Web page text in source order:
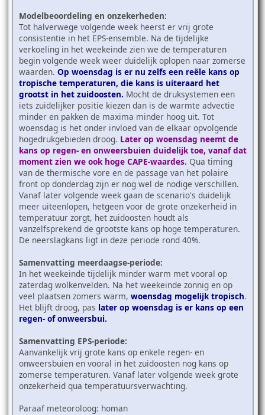
Modelbeoordeling en onzekerheden:
Tot halverwege volgende week heerst er vrij grote
consistentie in het EPS-ensemble. Na de tijdelijke
verkoeling in het weekeinde zien we de temperaturen
begin volgende week weer duidelijk oplopen naar zomerse
waarden. Op woensdag is er nu zelfs een reële kans op
tropische temperaturen, die kans is uiteraard het
grootst in het zuidoosten. Mocht de druksystemen een
iets zuidelijker positie kiezen dan is de warmte advectie
minder en pakken de maxima minder hoog uit. Tot
woensdag is het onder invloed van de elkaar opvolgende
hogedrukgebieden droog. Later op woensdag neemt de
kans op regen- en onweersbuien duidelijk toe, vanaf dat
moment zien we ook hoge CAPE-waardes. Qua timing
van de thermische vore en de passage van het polaire
front op donderdag zijn er nog wel de nodige verschillen.
Vanaf later volgende week gaan de scenario's duidelijk
meer uiteenlopen, hetgeen voor de grote onzekerheid in
temperatuur zorgt, het zuidoosten houdt als
vanzelfsprekend de grootste kans op hoge temperaturen.
De neerslagkans ligt in deze periode rond 40%.
Samenvatting meerdaagse-periode:
In het weekeinde tijdelijk minder warm met vooral op
zaterdag wolkenvelden. Na het weekeinde zonnig en op
veel plaatsen zomers warm, woensdag mogelijk tropisch.
Het blijft droog, pas later op woensdag is er kans op een
regen- of onweersbui.
Samenvatting EPS-periode:
Aanvankelijk vrij grote kans op enkele regen- en
onweersbuien en vooral in het zuidoosten nog kans op
zomerse temperaturen. Vanaf later volgende week grote
onzekerheid qua temperatuursverwachting.
Paraaf meteoroloog: homan